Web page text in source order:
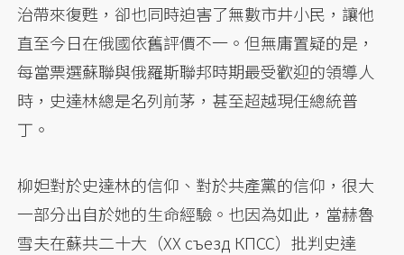
治帶來復甦，卻也同時迫害了無數市井小民，讓他
直至今日在俄國依舊評價不一。但無庸置疑的是，
每當票選蘇聯與俄羅斯聯邦時期最受歡迎的領導人
時，史達林總是名列前茅，甚至超越現任總統普
丁。
柳妲對於史達林的信仰、對於共產黨的信仰，很大
一部分出自於她的生命經驗。也因為如此，當赫魯
雪夫在蘇共二十大（XX съезд КПСС）批判史達